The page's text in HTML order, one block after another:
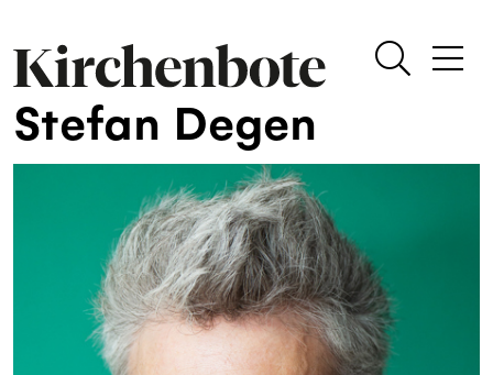
Stefan Degen